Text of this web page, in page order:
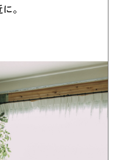
。